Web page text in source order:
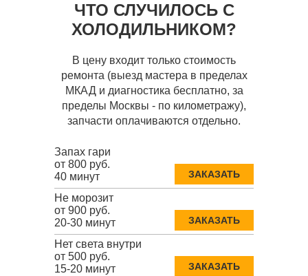
ЧТО СЛУЧИЛОСЬ С
ХОЛОДИЛЬНИКОМ?
В цену входит только стоимость
ремонта (выезд мастера в пределах
МКАД и диагностика бесплатно, за
пределы Москвы - по километражу),
запчасти оплачиваются отдельно.
Запах гари
от 800 руб.
40 минут
ЗАКАЗАТЬ
Не морозит
от 900 руб.
20-30 минут
ЗАКАЗАТЬ
Нет света внутри
от 500 руб.
15-20 минут
ЗАКАЗАТЬ